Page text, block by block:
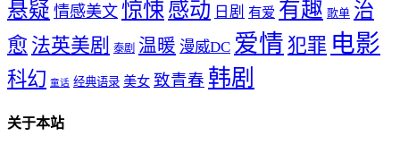
悬疑 情感美文 惊悚 感动 日剧 有爱 有趣 歌单 治
愈 法英美剧 泰剧 温暖 漫威DC 爱情 犯罪 电影
科幻 童话 经典语录 美女 致青春 韩剧
关于本站